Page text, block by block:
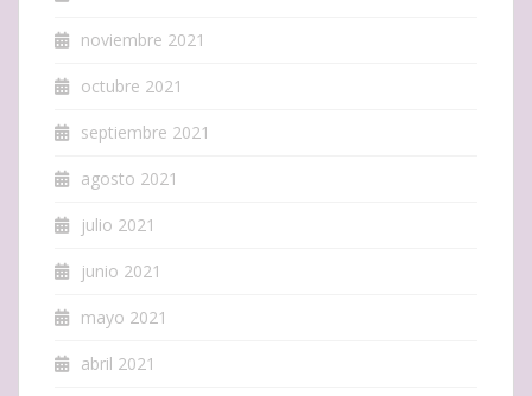
noviembre 2021
octubre 2021
septiembre 2021
agosto 2021
julio 2021
junio 2021
mayo 2021
abril 2021